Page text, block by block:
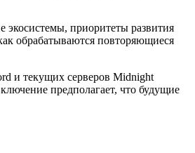
экосистемы, приоритеты развития
обрабатываются повторяющиеся
и текущих серверов Midnight
предполагает, что будущие